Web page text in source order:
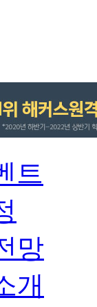
트
망
개